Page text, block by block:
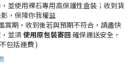
並使用裸石專用高保護性盒裝；收到貨
，保障你我權益
賞期，收到後若與預期不符合，請盡快
並須 使用原包裝寄回 確保運送安全，
包括運費 )